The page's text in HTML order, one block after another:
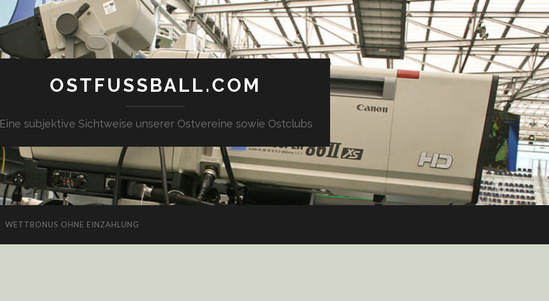
OSTFUSSBALL.COM
Eine subjektive Sichtweise unserer Ostvereine sowie Ostclubs
WETTBONUS OHNE EINZAHLUNG